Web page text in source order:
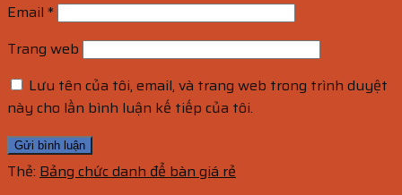
Email *
Trang web
Lưu tên của tôi, email, và trang web trong trình duyệt
này cho lần bình luận kế tiếp của tôi.
Thẻ: Bảng chức danh để bàn giá rẻ